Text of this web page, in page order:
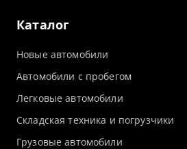
Каталог
Новые автомобили
Автомобили с пробегом
Легковые автомобили
Складская техника и погрузчики
Грузовые автомобили